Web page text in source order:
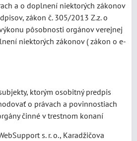
a o doplnení niektorých zákonov
zákon č. 305/2013 Z.z. o
pôsobnosti orgánov verejnej
niektorých zákonov ( zákon o e-
ktorým osobitný predpis
o právach a povinnostiach
činné v trestnom konaní
s. r. o., Karadžičova